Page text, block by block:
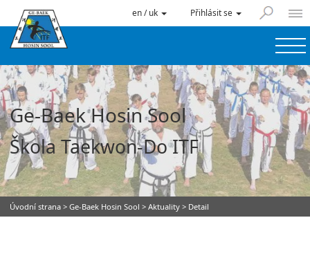
en / uk Přihlásit se
Ge-Baek Hosin Sool
Škola Taekwon-Do ITF
Úvodní strana > Ge-Baek Hosin Sool > Aktuality > Detail